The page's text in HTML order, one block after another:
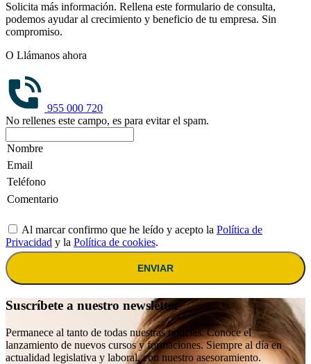
Solicita más información. Rellena este formulario de consulta,
podemos ayudar al crecimiento y beneficio de tu empresa. Sin
compromiso.
O Llámanos ahora
955 000 720
No rellenes este campo, es para evitar el spam.
Al marcar confirmo que he leído y acepto la Política de
Privacidad y la Política de cookies.
ENVIAR
Suscríbete a nuestro newsletter
Permanece al tanto de todas nuestras noticias. Conoce el
lanzamiento de nuevos cursos y formaciones. Siempre al día en
actualidad legislativa y laboral, con nuestro asesoramiento.